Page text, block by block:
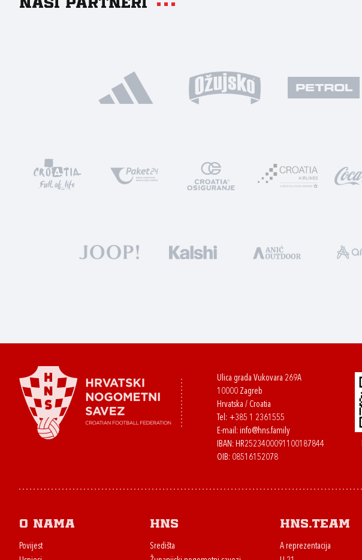
Naši partneri
Ulica grada Vukovara 269A
10000 Zagreb
Hrvatska / Croatia
Tel: +385 1 2361555
E-mail: info@hns.family
IBAN: HR2523400091100187844
OIB: 08516152078
O nama
Povijest
HNS
Središta
HNS.team
A reprezentacija